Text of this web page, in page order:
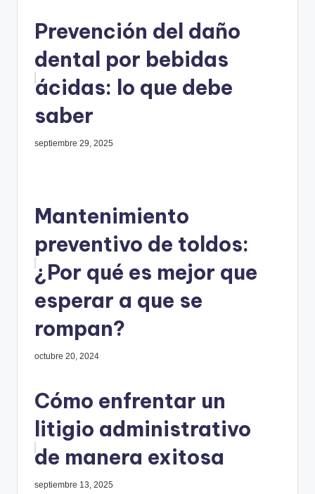
Prevención del daño
dental por bebidas
ácidas: lo que debe
saber
septiembre 29, 2025
Mantenimiento
preventivo de toldos:
¿Por qué es mejor que
esperar a que se
rompan?
octubre 20, 2024
Cómo enfrentar un
litigio administrativo
de manera exitosa
septiembre 13, 2025